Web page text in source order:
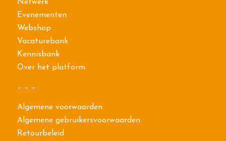
Netwerk
Evenementen
Webshop
Vacaturebank
Kennisbank
Over het platform
– – –
Algemene voorwaarden
Algemene gebruikersvoorwaarden
Retourbeleid